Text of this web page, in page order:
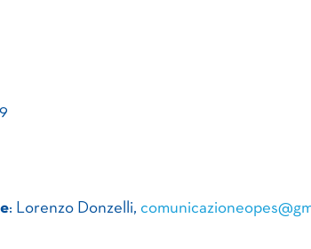
: Lorenzo Donzelli,